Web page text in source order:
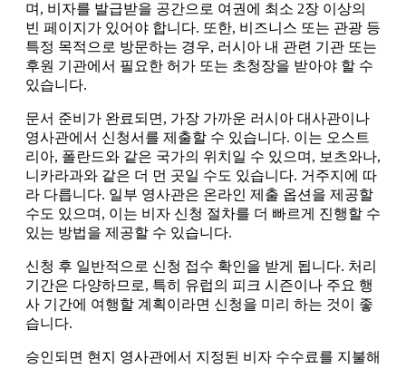
며, 비자를 발급받을 공간으로 여권에 최소 2장 이상의
빈 페이지가 있어야 합니다. 또한, 비즈니스 또는 관광 등
특정 목적으로 방문하는 경우, 러시아 내 관련 기관 또는
후원 기관에서 필요한 허가 또는 초청장을 받아야 할 수
있습니다.
문서 준비가 완료되면, 가장 가까운 러시아 대사관이나
영사관에서 신청서를 제출할 수 있습니다. 이는 오스트
리아, 폴란드와 같은 국가의 위치일 수 있으며, 보츠와나,
니카라과와 같은 더 먼 곳일 수도 있습니다. 거주지에 따
라 다릅니다. 일부 영사관은 온라인 제출 옵션을 제공할
수도 있으며, 이는 비자 신청 절차를 더 빠르게 진행할 수
있는 방법을 제공할 수 있습니다.
신청 후 일반적으로 신청 접수 확인을 받게 됩니다. 처리
기간은 다양하므로, 특히 유럽의 피크 시즌이나 주요 행
사 기간에 여행할 계획이라면 신청을 미리 하는 것이 좋
습니다.
승인되면 현지 영사관에서 지정된 비자 수수료를 지불해